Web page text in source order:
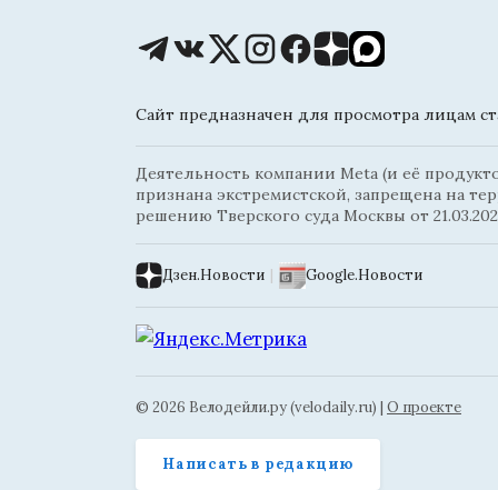
Сайт предназначен для просмотра лицам
Деятельность компании Meta (и её
признана экстремистской, запрещена на
решению Тверского суда Москвы от
Дзен.Новости | Google.Новости
© 2026 Велодейли.ру (velodaily.ru) | О проекте
Написать в редакцию